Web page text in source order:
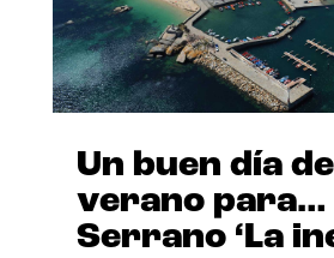
Un buen día de
verano para…
Serrano ‘La